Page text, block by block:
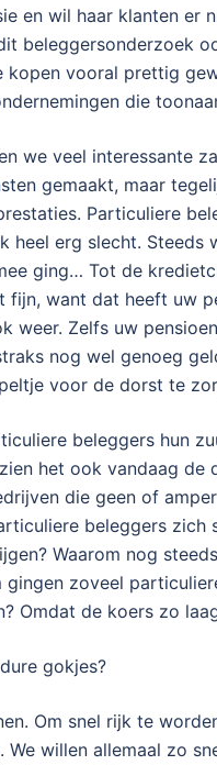
en wil haar klanten er
beleggersonderzoek
kopen vooral prettig
die
we veel interessante
gemaakt, maar
Particuliere
heel erg slecht.
ging… Tot de
fijn, want dat heeft uw
weer. Zelfs uw
nog wel genoeg
voor de dorst te
beleggers hun
zien het ook vandaag
die geen of
beleggers
Waarom nog
gingen zoveel
Omdat de koers zo
gokjes?
Om snel rijk te
willen allemaal zo